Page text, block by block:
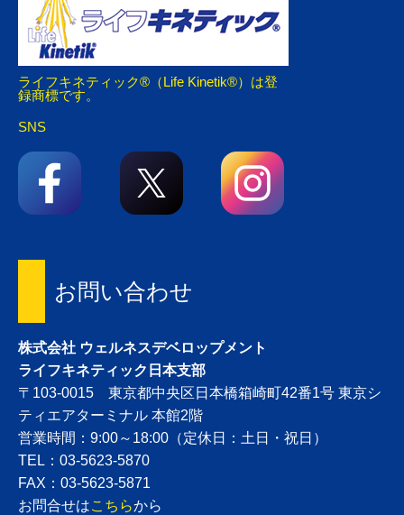
ライフキネティック®（Life Kinetik®）は登
録商標です。
SNS
お問い合わせ
株式会社 ウェルネスデベロップメント
ライフキネティック日本支部
〒103-0015 東京都中央区日本橋箱崎町42番1号 東京シ
ティエアターミナル 本館2階
営業時間：9:00～18:00（定休日：土日・祝日）
TEL：03-5623-5870
FAX：03-5623-5871
お問合せはこちらから